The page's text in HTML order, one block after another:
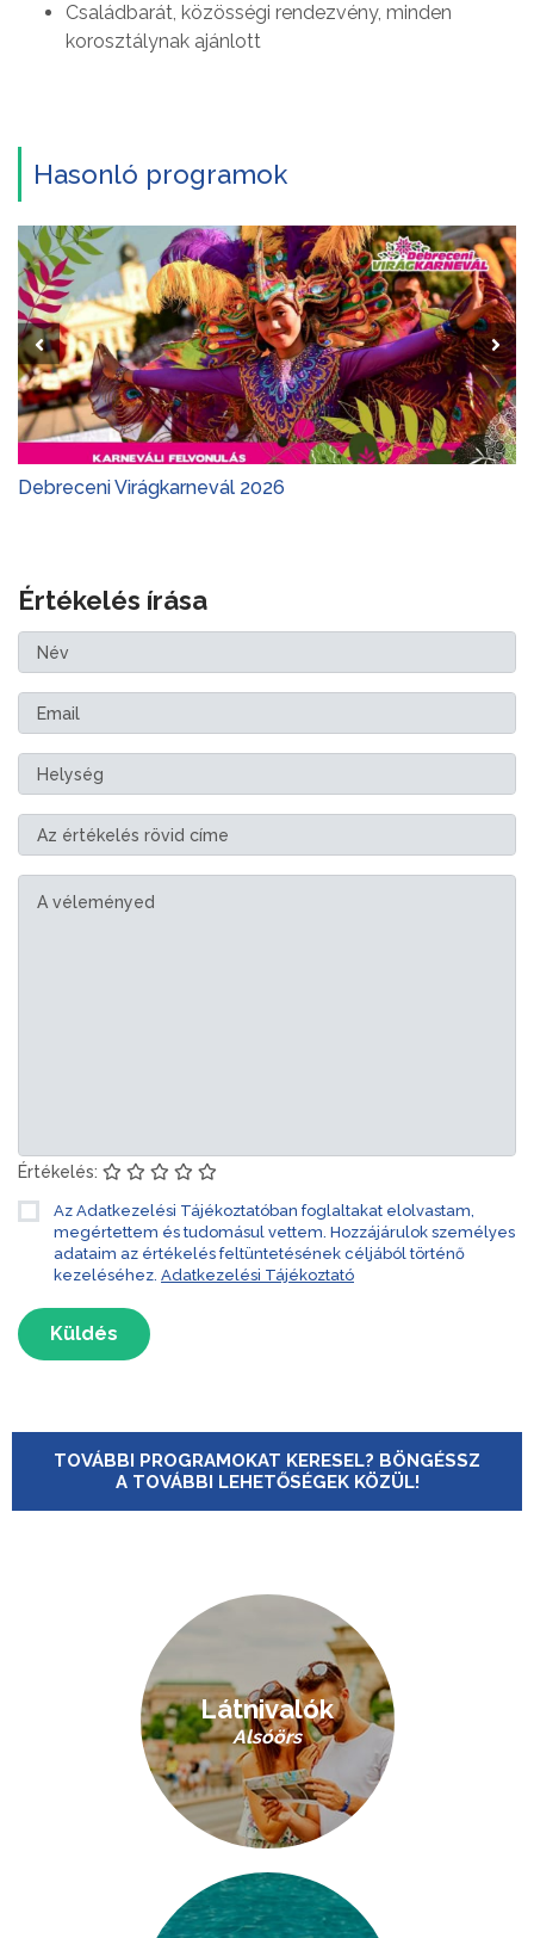
Családbarát, közösségi rendezvény, minden
korosztálynak ajánlott
Hasonló programok
Debreceni Virágkarnevál 2026
Értékelés írása
Értékelés:
Az Adatkezelési Tájékoztatóban foglaltakat elolvastam,
megértettem és tudomásul vettem. Hozzájárulok személyes
adataim az értékelés feltüntetésének céljából történő
kezeléséhez. Adatkezelési Tájékoztató
Küldés
TOVÁBBI PROGRAMOKAT KERESEL? BÖNGÉSSZ
A TOVÁBBI LEHETŐSÉGEK KÖZÜL!
Látnivalók
Alsóörs